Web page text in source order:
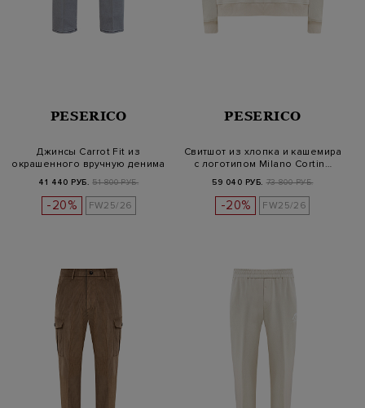
PESERICO
Джинсы Carrot Fit из
окрашенного вручную денима
41 440 РУБ. 51 800 РУБ.
-20% FW25/26
PESERICO
Свитшот из хлопка и кашемира
с логотипом Milano Cortin…
59 040 РУБ. 73 800 РУБ.
-20% FW25/26